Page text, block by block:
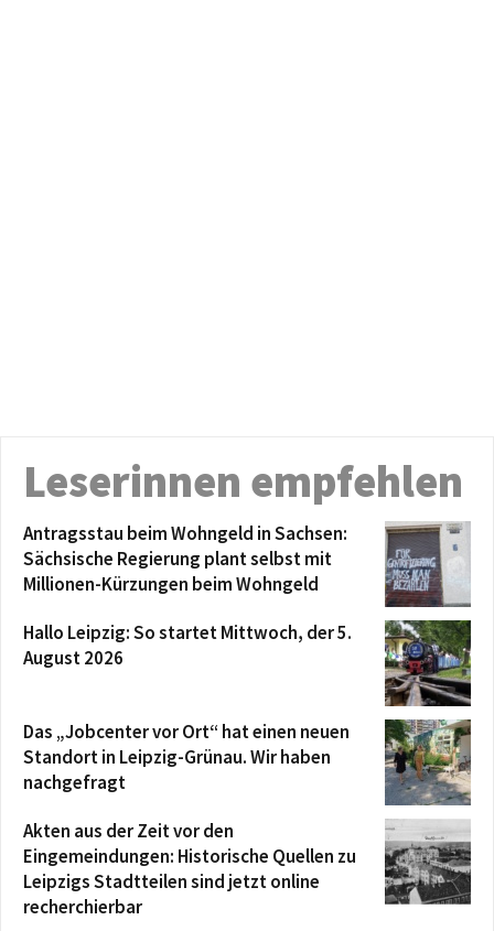
Leserinnen empfehlen
Antragsstau beim Wohngeld in Sachsen:
Sächsische Regierung plant selbst mit
Millionen-Kürzungen beim Wohngeld
Hallo Leipzig: So startet Mittwoch, der 5.
August 2026
Das „Jobcenter vor Ort“ hat einen neuen
Standort in Leipzig-Grünau. Wir haben
nachgefragt
Akten aus der Zeit vor den
Eingemeindungen: Historische Quellen zu
Leipzigs Stadtteilen sind jetzt online
recherchierbar